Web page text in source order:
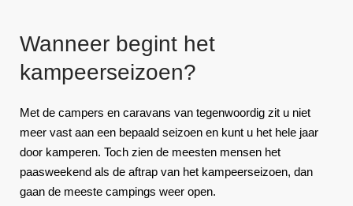
Wanneer begint het
kampeerseizoen?
Met de campers en caravans van tegenwoordig zit u niet
meer vast aan een bepaald seizoen en kunt u het hele jaar
door kamperen. Toch zien de meesten mensen het
paasweekend als de aftrap van het kampeerseizoen, dan
gaan de meeste campings weer open.